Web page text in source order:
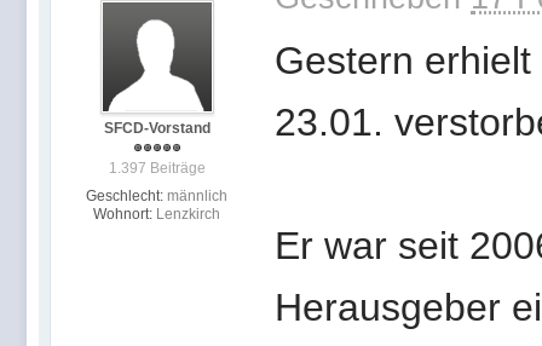
SFCD-Vorstand
1.397 Beiträge
Geschlecht: männlich
Wohnort: Lenzkirch
Gestern
23.01.
Er war seit
Herausgeber